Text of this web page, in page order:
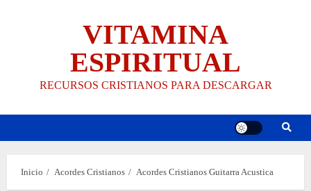
VITAMINA
ESPIRITUAL
RECURSOS CRISTIANOS PARA DESCARGAR
Inicio Acordes Cristianos Acordes Cristianos Guitarra Acustica